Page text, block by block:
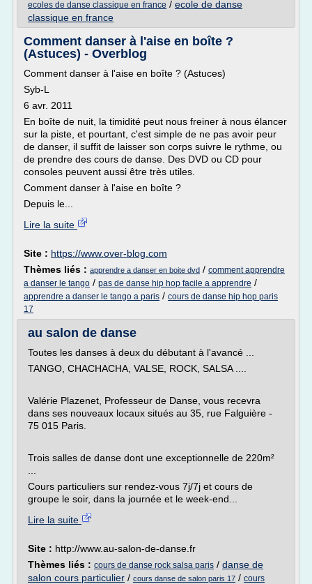
ecoles de danse classique en france / ecole de danse
classique en france
Comment danser à l'aise en boîte ?
(Astuces) - Overblog
Comment danser à l'aise en boîte ? (Astuces)
Syb-L
6 avr. 2011
En boîte de nuit, la timidité peut nous freiner à nous élancer
sur la piste, et pourtant, c'est simple de ne pas avoir peur
de danser, il suffit de laisser son corps suivre le rythme, ou
de prendre des cours de danse. Des DVD ou CD pour
consoles peuvent aussi être très utiles.
Comment danser à l'aise en boîte ?
Depuis le...
Lire la suite
Site : https://www.over-blog.com
Thèmes liés : apprendre a danser en boite dvd / comment apprendre
a danser le tango / pas de danse hip hop facile a apprendre /
apprendre a danser le tango a paris / cours de danse hip hop paris
17
au salon de danse
Toutes les danses à deux du débutant à l'avancé ...
TANGO, CHACHACHA, VALSE, ROCK, SALSA ....
Valérie Plazenet, Professeur de Danse, vous recevra
dans ses nouveaux locaux situés au 35, rue Falguière -
75 015 Paris.
Trois salles de danse dont une exceptionnelle de 220m²
Cours particuliers sur rendez-vous 7j/7j et cours de
groupe le soir, dans la journée et le week-end...
Lire la suite
Site : http://www.au-salon-de-danse.fr
Thèmes liés : cours de danse rock salsa paris / danse de
salon cours particulier / cours danse de salon paris 17 / cours